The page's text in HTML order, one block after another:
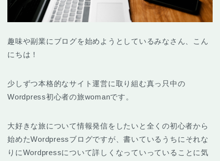
趣味や副業にブログを始めようとしているみなさん、こん
にちは！
少しずつ本格的なサイト運営に取り組む真っ只中の
Wordpress初心者の旅womanです。
大好きな旅について情報発信をしたいと全くの初心者から
始めたWordpressブログですが、書いているうちにそれな
りにWordpressについて詳しくなっていっていることに気